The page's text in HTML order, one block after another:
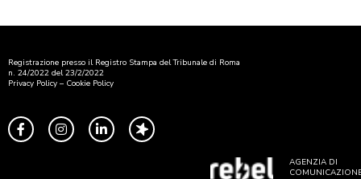
Registrazione presso il Registro Stampa del Tribunale di Roma
n. 24/2022 del 23/2/2022
Privacy Policy – Cookie Policy
AGENZIA DI